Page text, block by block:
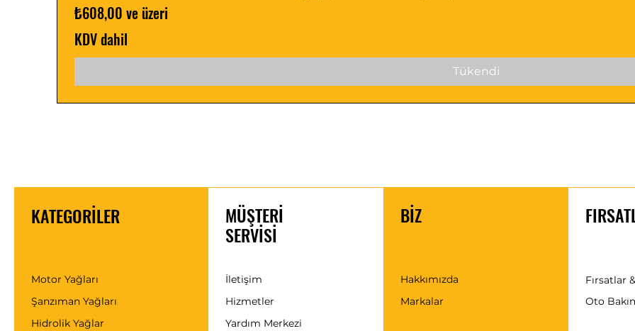
₺608,00 ve üzeri
İndirimli Fiyat
KDV dahil
Tükendi
KATEGORİLER
Motor Yağları
Şanzıman Yağları
Hidrolik Yağlar
MÜŞTERİ
SERVİSİ
İletişim
Hizmetler
Yardım Merkezi
BİZ
Hakkımızda
Markalar
Fırsatlar
Oto